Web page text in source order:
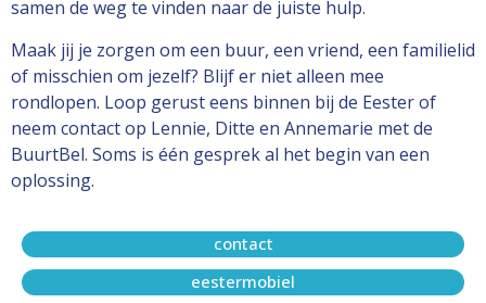
samen de weg te vinden naar de juiste hulp.
Maak jij je zorgen om een buur, een vriend, een familielid
of misschien om jezelf? Blijf er niet alleen mee
rondlopen. Loop gerust eens binnen bij de Eester of
neem contact op Lennie, Ditte en Annemarie met de
BuurtBel. Soms is één gesprek al het begin van een
oplossing.
contact
eestermobiel